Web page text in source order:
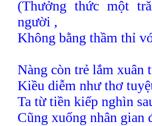
(Thưởng thức một
người ,
Không bằng thầm thỉ
Nàng còn trẻ lắm xuân
Kiều diễm như thơ
Ta từ tiền kiếp nghìn
Cũng xuống nhân gian